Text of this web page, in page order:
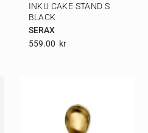
INKU CAKE STAND S
BLACK
SERAX
559.00 Kr